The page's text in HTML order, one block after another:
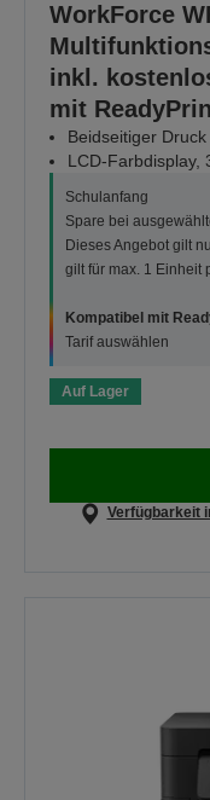
WorkForce
inkl.
mit
Beidseitiger Druck
LCD-Farbdisplay,
Schulanfang
Spare bei
Dieses Angebot gilt
gilt für max. 1 Einheit
Kompatibel mit
Tarif auswählen
Auf Lager
Verfügbarkeit